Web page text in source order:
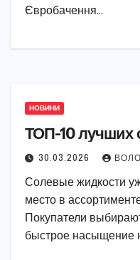
Євробачення…
НОВИНИ
ТОП-10 лучших
30.03.2026
Солевые жидкости
место в
Покупатели
быстрое насыщение